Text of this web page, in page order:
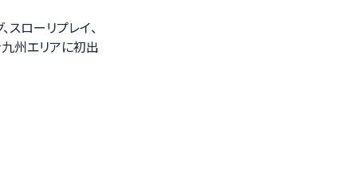
スローリプレイ、
州エリアに初出